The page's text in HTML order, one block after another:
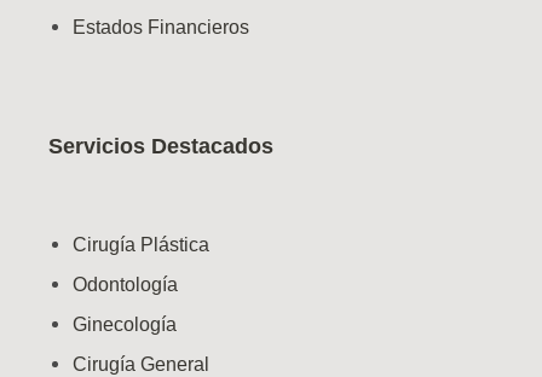
Estados Financieros
Servicios Destacados
Cirugía Plástica
Odontología
Ginecología
Cirugía General